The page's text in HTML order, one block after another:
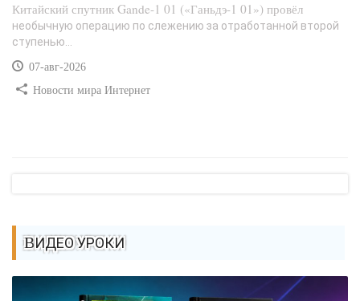
Китайский спутник Gande-1 01 («Ганьдэ-1 01») провёл
необычную операцию по слежению за отработанной второй
ступенью...
07-авг-2026
Новости мира Интернет
ВИДЕО УРОКИ